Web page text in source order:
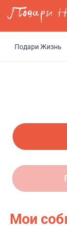
Перейти к
Подари Жизнь
Мои